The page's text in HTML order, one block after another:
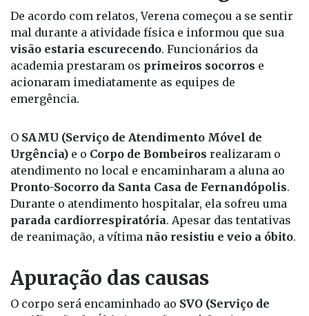
Atendimento de emergência
De acordo com relatos, Verena começou a se sentir
mal durante a atividade física e informou que sua
visão estaria escurecendo
. Funcionários da
academia prestaram os
emergência.
O
SAMU (Serviço de Atendimento Móvel de
Urgência)
e o Corpo de Bombeiros
realizaram o
atendimento no local e encaminharam a aluna ao
Pronto-Socorro da Santa Casa de Fernandópolis
Durante o atendimento hospitalar, ela sofreu uma
de reanimação, a vítima não resistiu e veio a óbito